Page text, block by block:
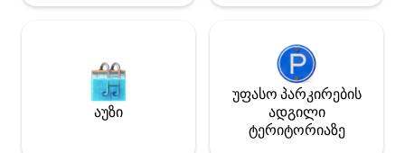
აუზი
უფასო პარკირების
ადგილი
ტერიტორიაზე